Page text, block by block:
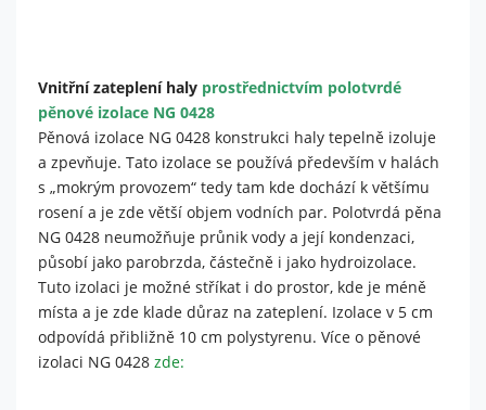
Vnitřní zateplení haly prostřednictvím polotvrdé
pěnové izolace NG 0428
Pěnová izolace NG 0428 konstrukci haly tepelně izoluje
a zpevňuje. Tato izolace se používá především v halách
s „mokrým provozem“ tedy tam kde dochází k většímu
rosení a je zde větší objem vodních par. Polotvrdá pěna
NG 0428 neumožňuje průnik vody a její kondenzaci,
působí jako parobrzda, částečně i jako hydroizolace.
Tuto izolaci je možné stříkat i do prostor, kde je méně
místa a je zde klade důraz na zateplení. Izolace v 5 cm
odpovídá přibližně 10 cm polystyrenu. Více o pěnové
izolaci NG 0428 zde:
Sdílením svých
zájmů a chování při
návštěvě našich
stránek zvyšujete
šanci na zobrazení
personalizovaného
obsahu a nabídek.